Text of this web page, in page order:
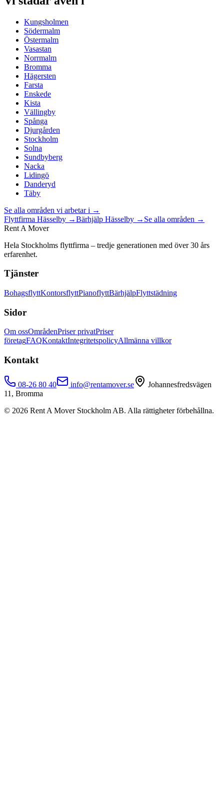
Kungsholmen
Södermalm
Östermalm
Vasastan
Norrmalm
Bromma
Hägersten
Farsta
Enskede
Kista
Vällingby
Spånga
Djurgården
Stockholm
Solna
Sundbyberg
Nacka
Lidingö
Danderyd
Täby
Se alla områden vi arbetar i →
Flyttfirma Hässelby →Bärhjälp Hässelby → Se alla områden →
Rent A Mover
Hela Stockholms flyttfirma – tredje generationen med över 30 års
erfarenhet.
Tjänster
BohagsflyttKontorsflyttPianoflyttBärhjälpFlyttstädning
Sidor
Om ossOmrådenPriser privatPriser
företagFAQKontaktIntegritetspolicyAllmänna villkor
Kontakt
08-26 80 40 info@rentamover.se
Johannesfredsvägen
11, Bromma
© 2026 Rent A Mover Stockholm AB. Alla rättigheter förbehållna.